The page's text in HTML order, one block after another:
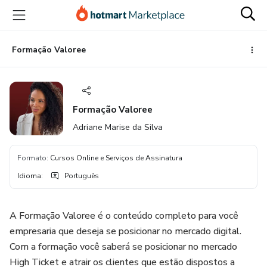
para
conteúdo
principal
para
pagamento
para
rodapé
Formação Valoree
Formação Valoree
Adriane Marise da Silva
Formato: Cursos Online e Serviços de Assinatura
Idioma: Português
A Formação Valoree é o conteúdo completo para você
empresaria que deseja se posicionar no mercado digital.
Com a formação você saberá se posicionar no mercado
High Ticket e atrair os clientes que estão dispostos a